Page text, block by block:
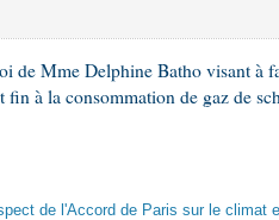
de Mme Delphine Batho visant à
fin à la consommation de gaz de
de l'Accord de Paris sur le climat